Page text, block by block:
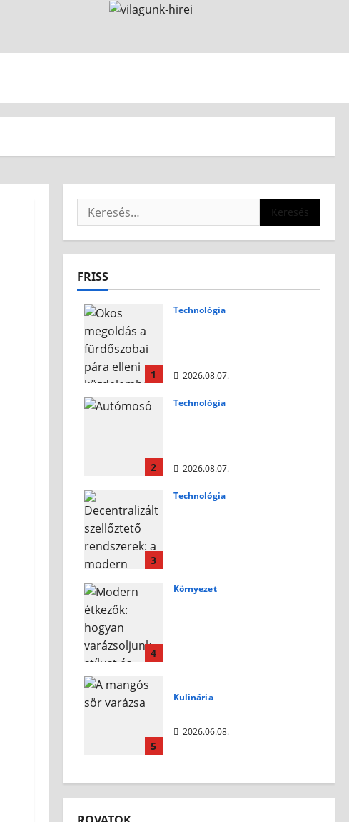
FRISS
1
Technológia
2026.08.07.
2
Technológia
2026.08.07.
3
Technológia
2026.07.10.
4
Környezet
5
Kulinária
2026.06.08.